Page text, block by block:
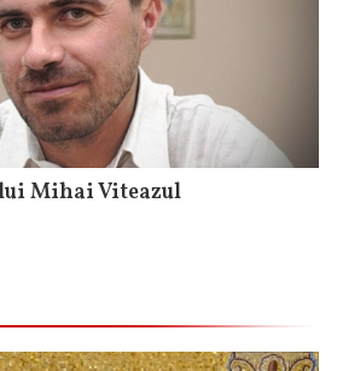
Mihai Viteazul